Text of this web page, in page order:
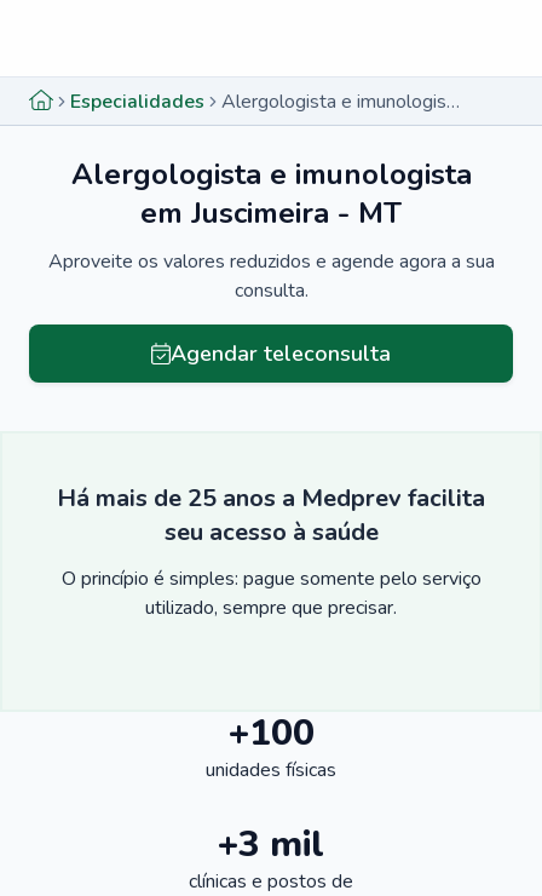
Especialidades Alergologista e imunologista em Juscimeira - MT
Alergologista e imunologista
em Juscimeira - MT
Aproveite os valores reduzidos e agende agora a sua
consulta.
Agendar teleconsulta
Há mais de 25 anos a Medprev facilita
seu acesso à saúde
O princípio é simples: pague somente pelo serviço
utilizado, sempre que precisar.
+100
unidades físicas
+3 mil
clínicas e postos de